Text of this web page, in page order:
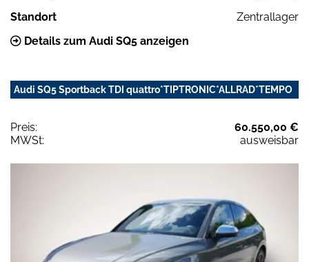
Standort
Zentrallager
Details zum Audi SQ5 anzeigen
Audi SQ5 Sportback TDI quattro*TIPTRONIC*ALLRAD*TEMPO
Preis:
60.550,00 €
MWSt:
ausweisbar